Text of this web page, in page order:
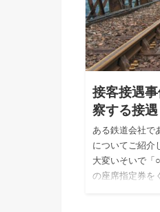
接客接遇
察する接遇
ある鉄道会社で
についてご紹介
大変いそいで「
の座席指定券を